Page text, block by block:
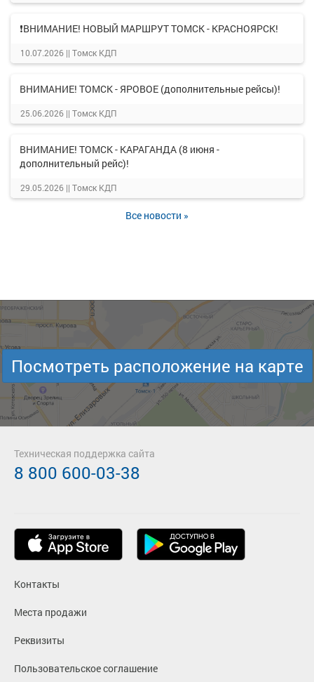
❗ВНИМАНИЕ! НОВЫЙ МАРШРУТ ТОМСК - КРАСНОЯРСК!
10.07.2026 || Томск КДП
ВНИМАНИЕ! ТОМСК - ЯРОВОЕ (дополнительные рейсы)!
25.06.2026 || Томск КДП
ВНИМАНИЕ! ТОМСК - КАРАГАНДА (8 июня -
дополнительный рейс)!
29.05.2026 || Томск КДП
Все новости »
Посмотреть расположение на карте
Контакты
Места продажи
Реквизиты
Пользовательское соглашение
Техническая поддержка сайта
8 800 600-03-38